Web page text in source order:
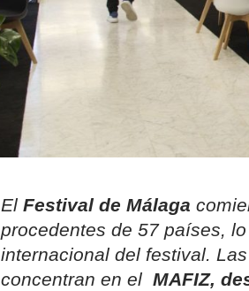
ElFestival de Málaga
procedentes de 57 países,
internacional del festival.
concentran en elMAFIZ,